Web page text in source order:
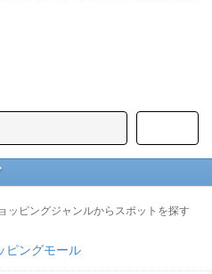
ッピングジャンルからスポットを探す
ピングモール